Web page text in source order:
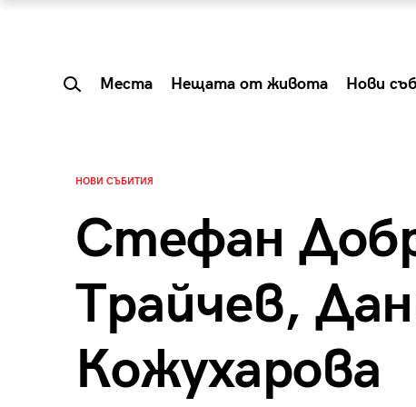
Места Нещата от живота Нови
НОВИ СЪБИТИЯ
Стефан
Трайчев,
Кожухарова
Summer Prelude: как